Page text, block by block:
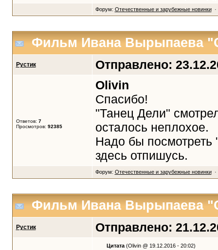
Форум: Отечественные и зарубежные новинки·
Фильм Ивана Вырыпаева
Рустик Отправлено:
Ответов: 7
Просмотров: 92385
Olivin
Спасибо!
"Танец Дели"
осталось неплохое.
Надо бы посмотреть
здесь отпишусь.
Форум: Отечественные и зарубежные новинки·
Фильм Ивана Вырыпаева
Рустик Отправлено:
Цитата(Olivin @ 19.12.2016 - 20:02)